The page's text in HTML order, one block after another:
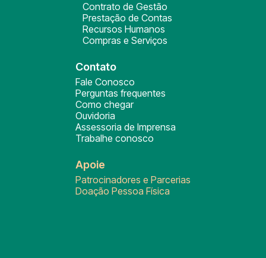
Contrato de Gestão
Prestação de Contas
Recursos Humanos
Compras e Serviços
Contato
Fale Conosco
Perguntas frequentes
Como chegar
Ouvidoria
Assessoria de Imprensa
Trabalhe conosco
Apoie
Patrocinadores e Parcerias
Doação Pessoa Física